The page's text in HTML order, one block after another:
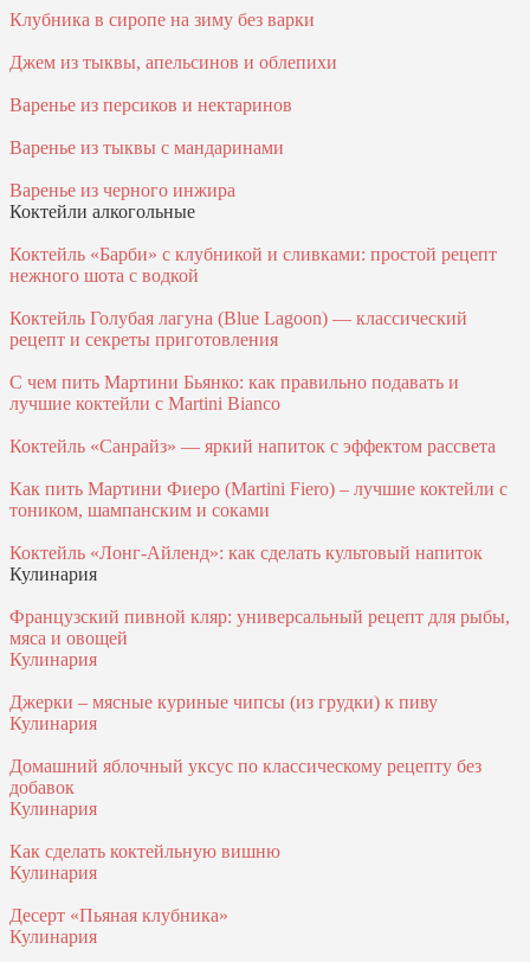
Клубника в сиропе на зиму без варки
Джем из тыквы, апельсинов и облепихи
Варенье из персиков и нектаринов
Варенье из тыквы с мандаринами
Варенье из черного инжира
Коктейли алкогольные
Коктейль «Барби» с клубникой и сливками: простой рецепт
нежного шота с водкой
Коктейль Голубая лагуна (Blue Lagoon) — классический
рецепт и секреты приготовления
С чем пить Мартини Бьянко: как правильно подавать и
лучшие коктейли с Martini Bianco
Коктейль «Санрайз» — яркий напиток с эффектом рассвета
Как пить Мартини Фиеро (Martini Fiero) – лучшие коктейли с
тоником, шампанским и соками
Коктейль «Лонг-Айленд»: как сделать культовый напиток
Кулинария
Французский пивной кляр: универсальный рецепт для рыбы,
мяса и овощей
Кулинария
Джерки – мясные куриные чипсы (из грудки) к пиву
Кулинария
Домашний яблочный уксус по классическому рецепту без
добавок
Кулинария
Как сделать коктейльную вишню
Кулинария
Десерт «Пьяная клубника»
Кулинария